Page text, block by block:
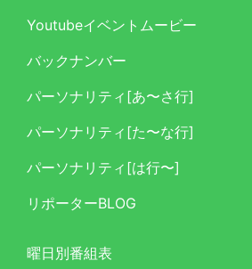
Youtubeイベントムービー
バックナンバー
パーソナリティ[あ〜さ行]
パーソナリティ[た〜な行]
パーソナリティ[は行〜]
リポーターBLOG
曜日別番組表